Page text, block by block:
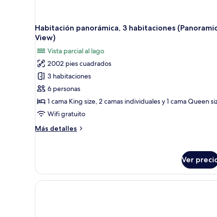
Habitación panorámica, 3 habitaciones (Panoramic
View)
Vista parcial al lago
2002 pies cuadrados
3 habitaciones
6 personas
1 cama King size, 2 camas individuales y 1 cama Queen
Wifi gratuito
Más detalles
Más
3
habitaciones
(Panoramic
Ver